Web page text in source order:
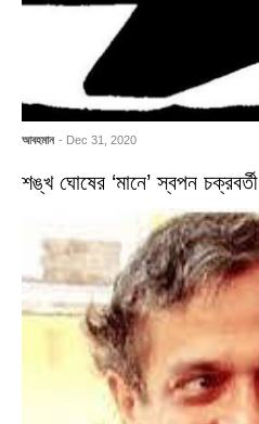
আবহমান - Dec 31, 2020
শঙ্খ ঘোষের ‘মানে’ স্বপন চক্রবর্তী